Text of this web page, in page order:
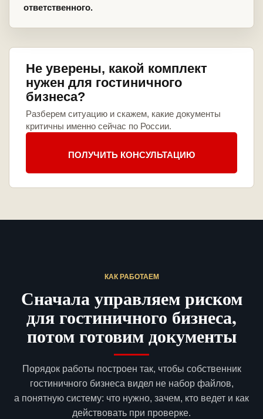
ответственного.
Не уверены, какой комплект
нужен для гостиничного
бизнеса?
Разберем ситуацию и скажем, какие документы
критичны именно сейчас по России.
ПОЛУЧИТЬ КОНСУЛЬТАЦИЮ
КАК РАБОТАЕМ
Сначала управляем риском
для гостиничного бизнеса,
потом готовим документы
Порядок работы построен так, чтобы собственник
гостиничного бизнеса видел не набор файлов,
а понятную систему: что нужно, зачем, кто ведет и как
действовать при проверке.